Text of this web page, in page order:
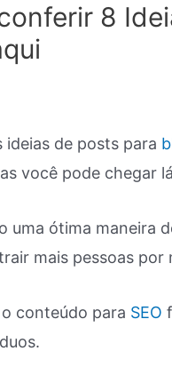
8
ideias de posts para
você pode chegar
uma ótima maneira
mais pessoas
conteúdo para SEO